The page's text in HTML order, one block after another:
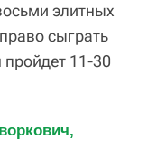
элитных
сыграть
11-30